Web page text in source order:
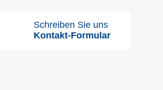
Schreiben Sie uns
Kontakt-Formular